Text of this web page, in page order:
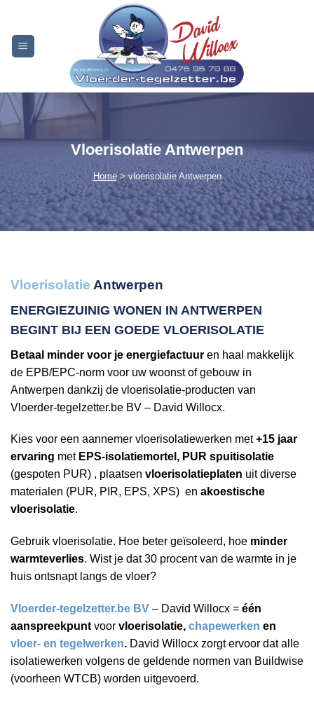
content
Vloerisolatie Antwerpen
Home> vloerisolatie Antwerpen
Vloerisolatie Antwerpen
ENERGIEZUINIG WONEN IN ANTWERPEN
BEGINT BIJ EEN GOEDE VLOERISOLATIE
Betaal minder voor je energiefactuur en haal makkelijk
de EPB/EPC-norm voor uw woonst of gebouw in
Antwerpen dankzij de vloerisolatie-producten van
Vloerder-tegelzetter.be BV – David Willocx.
Kies voor een aannemer vloerisolatiewerken met+15 jaar
ervaring met EPS-isolatiemortel, PUR spuitisolatie
(gespoten PUR) , plaatsen vloerisolatieplaten uit diverse
materialen (PUR, PIR, EPS, XPS) en akoestische
vloerisolatie.
Gebruik vloerisolatie. Hoe beter geïsoleerd, hoe minder
warmteverlies. Wist je dat 30 procent van de warmte in je
huis ontsnapt langs de vloer?
Vloerder-tegelzetter.be BV – David Willocx = één
aanspreekpunt voor vloerisolatie, chapewerken en
vloer- en tegelwerken. David Willocx zorgt ervoor dat alle
isolatiewerken volgens de geldende normen van Buildwise
(voorheen WTCB) worden uitgevoerd.